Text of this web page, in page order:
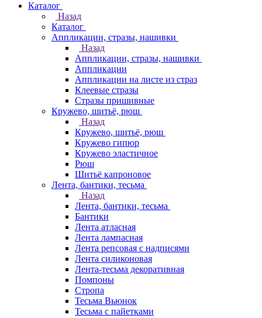
Каталог
Назад
Каталог
Аппликации, стразы, нашивки
Назад
Аппликации, стразы, нашивки
Аппликации
Аппликации на листе из страз
Клеевые стразы
Стразы пришивные
Кружево, шитьё, рюш
Назад
Кружево, шитьё, рюш
Кружево гипюр
Кружево эластичное
Рюш
Шитьё капроновое
Лента, бантики, тесьма
Назад
Лента, бантики, тесьма
Бантики
Лента атласная
Лента лампасная
Лента репсовая с надписями
Лента силиконовая
Лента-тесьма декоративная
Помпоны
Стропа
Тесьма Вьюнок
Тесьма с пайетками